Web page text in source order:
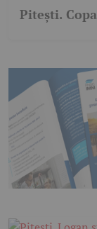
Pitești.